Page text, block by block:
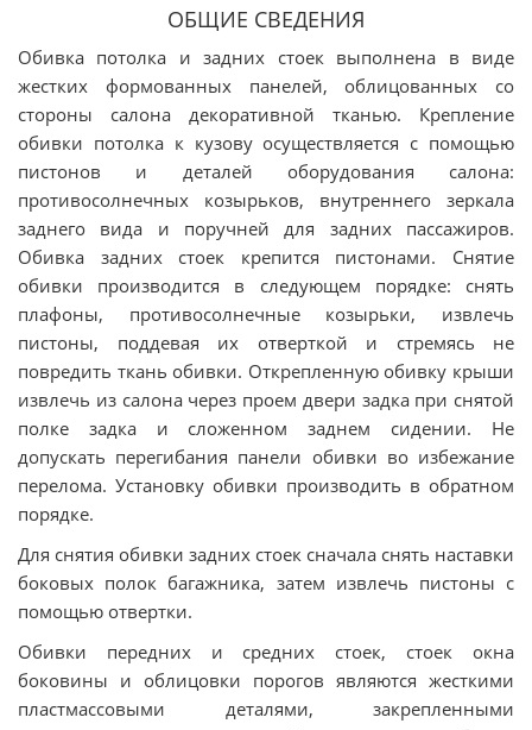
ОБЩИЕ СВЕДЕНИЯ
Обивка потолка и задних стоек выполнена в виде
жестких формованных панелей, облицованных со
стороны салона декоративной тканью. Крепление
обивки потолка к кузову осуществляется с помощью
пистонов и деталей оборудования салона:
противосолнечных козырьков, внутреннего зеркала
заднего вида и поручней для задних пассажиров.
Обивка задних стоек крепится пистонами. Снятие
обивки производится в следующем порядке: снять
плафоны, противосолнечные козырьки, извлечь
пистоны, поддевая их отверткой и стремясь не
повредить ткань обивки. Открепленную обивку крыши
извлечь из салона через проем двери задка при снятой
полке задка и сложенном заднем сидении. Не
допускать перегибания панели обивки во избежание
перелома. Установку обивки производить в обратном
порядке.
Для снятия обивки задних стоек сначала снять наставки
боковых полок багажника, затем извлечь пистоны с
помощью отвертки.
Обивки передних и средних стоек, стоек окна
боковины и облицовки порогов являются жесткими
пластмассовыми деталями, закрепленными